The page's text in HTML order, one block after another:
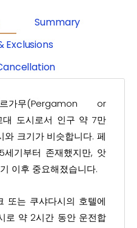
Summary
Exclusions
무(Pergamon or
도시로서 인구 약 7만
크기가 비슷합니다. 페
기부터 존재했지만, 앗
이후 중요해졌습니다.
또는 쿠샤다시의 호텔에
로 약 2시간 동안 운전합